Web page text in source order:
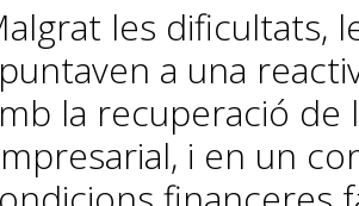
les dificultats,
a una
la recuperació de
i en un